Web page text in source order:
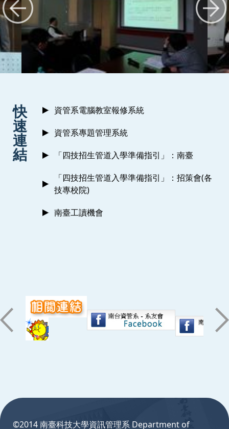
快
速
連
結
資管系電腦教室報修系統
資管系專題管理系統
「四技招生管道入學準備指引」：南臺
「四技招生管道入學準備指引」：招策會(各
技專校院)
南臺工讀機會
©2014 南臺科技大學資訊管理系 Department of